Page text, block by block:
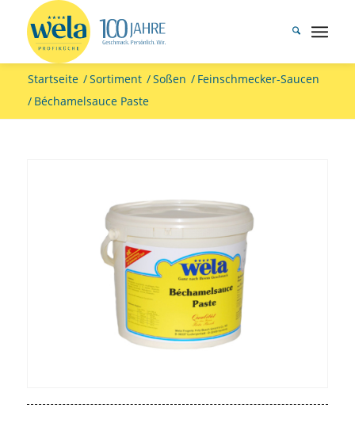
Startseite /Sortiment /Soßen / Feinschmecker-Saucen
/ Béchamelsauce Paste